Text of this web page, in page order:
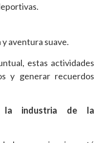
aventura suave.
estas actividades
y generar recuerdos
la industria de la